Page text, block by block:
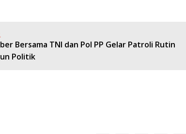
Bersama TNI dan Pol PP Gelar Patroli Rutin
Politik